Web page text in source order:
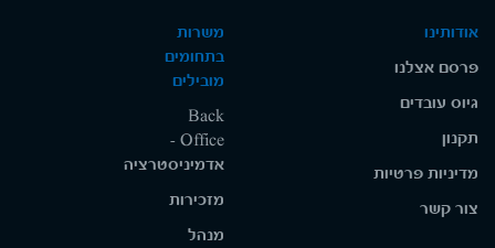
אודותינו
פרסם אצלנו
גיוס עובדים
תקנון
מדיניות פרטיות
צור קשר
משרות
בתחומים
מובילים
Back
Office -
אדמיניסטרציה
מזכירות
מנהל